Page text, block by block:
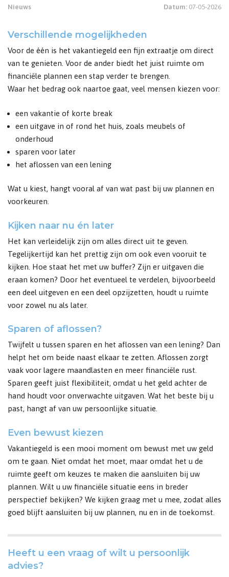
Nieuws Datum: 07-05-2026
Verschillende mogelijkheden
Voor de één is het vakantiegeld een fijn extraatje om direct
van te genieten. Voor de ander biedt het juist ruimte om
financiële plannen een stap verder te brengen.
Waar het bedrag ook naartoe gaat, veel mensen kiezen voor:
een vakantie of korte break
een uitgave in of rond het huis, zoals meubels of
onderhoud
sparen voor later
het aflossen van een lening
Wat u kiest, hangt vooral af van wat past bij uw plannen en
voorkeuren.
Kijken naar nu én later
Het kan verleidelijk zijn om alles direct uit te geven.
Tegelijkertijd kan het prettig zijn om ook even vooruit te
kijken. Hoe staat het met uw buffer? Zijn er uitgaven die
eraan komen? Door het eventueel te verdelen, bijvoorbeeld
een deel uitgeven en een deel opzijzetten, houdt u ruimte
voor zowel nu als later.
Sparen of aflossen?
Twijfelt u tussen sparen en het aflossen van een lening? Dan
helpt het om beide naast elkaar te zetten. Aflossen zorgt
vaak voor lagere maandlasten en meer financiële rust.
Sparen geeft juist flexibiliteit, omdat u het geld achter de
hand houdt voor onverwachte uitgaven. Wat het beste bij u
past, hangt af van uw persoonlijke situatie.
Even bewust kiezen
Vakantiegeld is een mooi moment om bewust met uw geld
om te gaan. Niet omdat het moet, maar omdat het u de
ruimte geeft om keuzes te maken die aansluiten bij uw
plannen. Wilt u uw financiële situatie eens in breder
perspectief bekijken? We kijken graag met u mee, zodat alles
goed blijft aansluiten bij uw plannen, nu en in de toekomst.
Heeft u een vraag of wilt u persoonlijk
advies?